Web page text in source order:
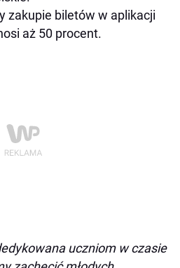
zakupie biletów w aplikacji
aż 50 procent.
uczniom w czasie